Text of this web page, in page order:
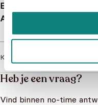
EAN
Afmetingen
Kinderboeken Alle
Heb je een vraag?
Vind binnen no-time